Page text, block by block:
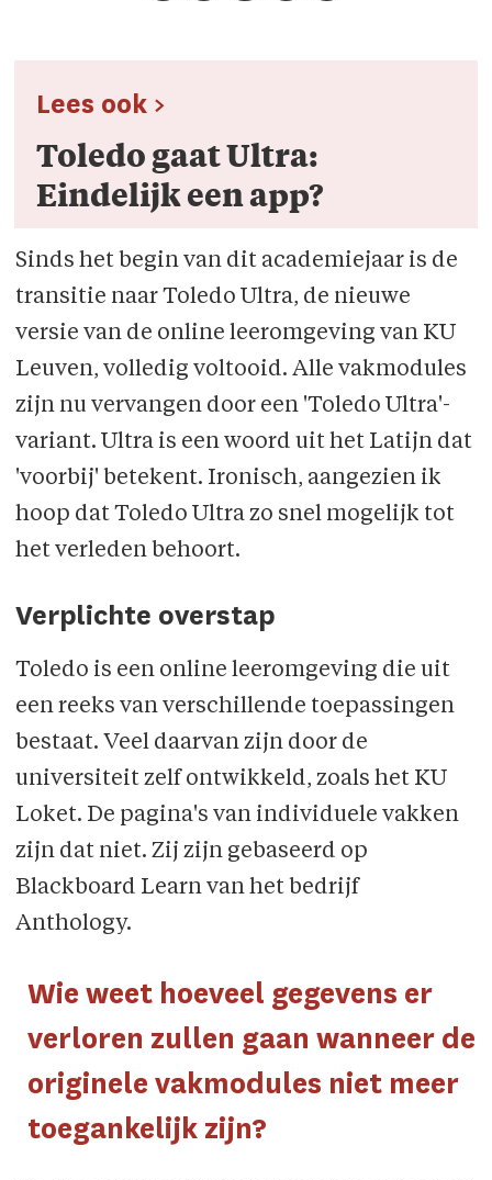
Lees ook >
Toledo gaat Ultra:
Eindelijk een app?
Sinds het begin van dit academiejaar is de
transitie naar Toledo Ultra, de nieuwe
versie van de online leeromgeving van KU
Leuven, volledig voltooid. Alle vakmodules
zijn nu vervangen door een 'Toledo Ultra'-
variant. Ultra is een woord uit het Latijn dat
'voorbij' betekent. Ironisch, aangezien ik
hoop dat Toledo Ultra zo snel mogelijk tot
het verleden behoort.
Verplichte overstap
Toledo is een online leeromgeving die uit
een reeks van verschillende toepassingen
bestaat. Veel daarvan zijn door de
universiteit zelf ontwikkeld, zoals het KU
Loket. De pagina's van individuele vakken
zijn dat niet. Zij zijn gebaseerd op
Blackboard Learn van het bedrijf
Anthology.
Wie weet hoeveel gegevens er
verloren zullen gaan wanneer de
originele vakmodules niet meer
toegankelijk zijn?